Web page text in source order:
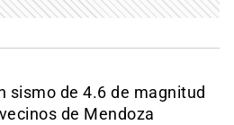
sismo de 4.6 de magnitud
de Mendoza